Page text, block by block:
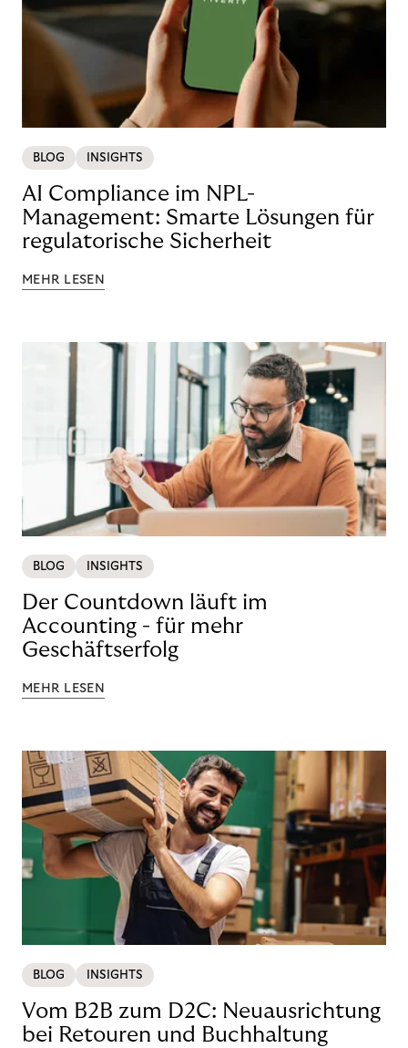
BLOG INSIGHTS
AI Compliance im NPL-
Management: Smarte Lösungen für
regulatorische Sicherheit
MEHR LESEN
BLOG INSIGHTS
Der Countdown läuft im
Accounting - für mehr
Geschäftserfolg
MEHR LESEN
BLOG INSIGHTS
Vom B2B zum D2C: Neuausrichtung
bei Retouren und Buchhaltung